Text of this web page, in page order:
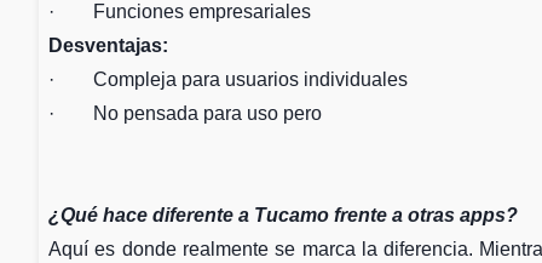
· Funciones empresariales
Desventajas:
· Compleja para usuarios individuales
· No pensada para uso pero
¿Qué hace diferente a Tucamo frente a otras apps?
Aquí es donde realmente se marca la diferencia.